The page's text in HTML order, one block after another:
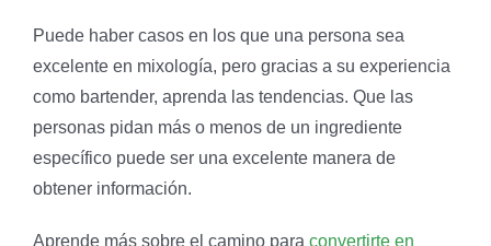
Puede haber casos en los que una persona sea
excelente en mixología, pero gracias a su experiencia
como bartender, aprenda las tendencias. Que las
personas pidan más o menos de un ingrediente
específico puede ser una excelente manera de
obtener información.
Aprende más sobre el camino para convertirte en